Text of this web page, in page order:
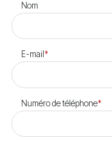
Nom
E-mail *
Numéro de téléphone*